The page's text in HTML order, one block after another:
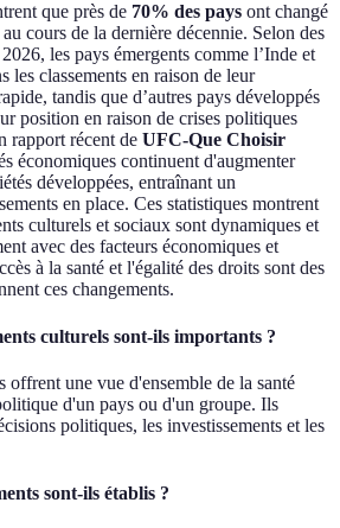
que près de 70% des pays ont changé
cours de la dernière décennie. Selon des
les pays émergents comme l’Inde et
les classements en raison de leur
tandis que d’autres pays développés
position en raison de crises politiques
rapport récent de UFC-Que Choisir
économiques continuent d'augmenter
développées, entraînant un
en place. Ces statistiques montrent
culturels et sociaux sont dynamiques et
avec des facteurs économiques et
à la santé et l'égalité des droits sont des
ces changements.
culturels sont-ils importants ?
offrent une vue d'ensemble de la santé
d'un pays ou d'un groupe. Ils
politiques, les investissements et les
sont-ils établis ?